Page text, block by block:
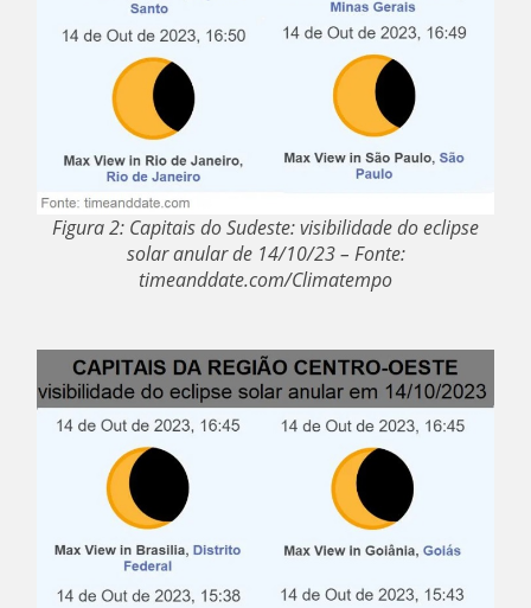
Figura 2: Capitais do Sudeste: visibilidade do eclipse
solar anular de 14/10/23 – Fonte:
timeanddate.com/Climatempo